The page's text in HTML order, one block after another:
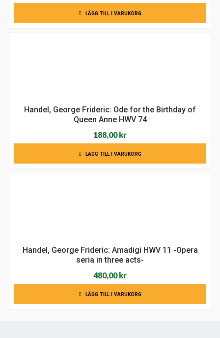
LÄGG TILL I VARUKORG
Handel, George Frideric: Ode for the Birthday of
Queen Anne HWV 74
188,00 kr
LÄGG TILL I VARUKORG
Handel, George Frideric: Amadigi HWV 11 -Opera
seria in three acts-
480,00kr
LÄGG TILL I VARUKORG